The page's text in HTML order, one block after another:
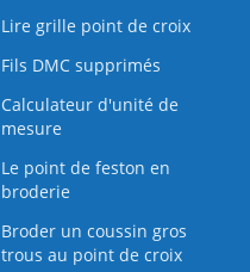
Lire grille point de croix
Fils DMC supprimés
Calculateur d'unité de
mesure
Le point de feston en
broderie
Broder un coussin gros
trous au point de croix